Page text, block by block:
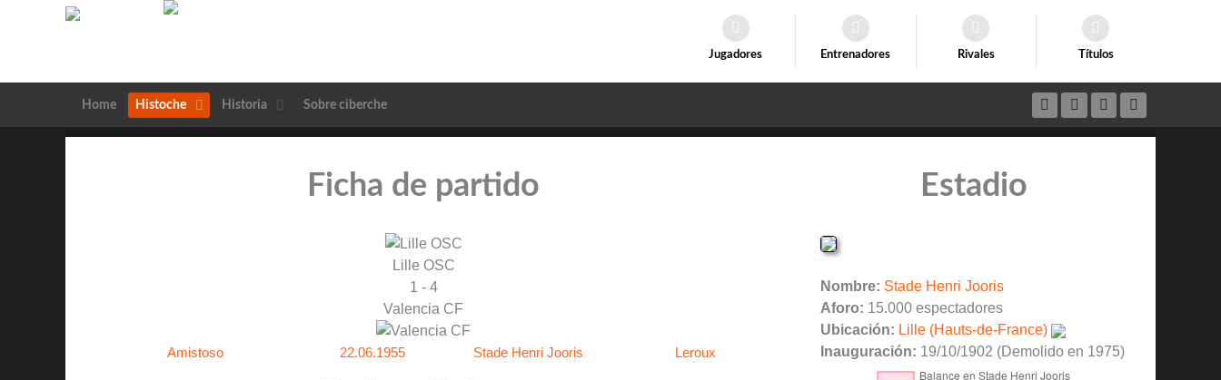
Jugadores Entrenadores Rivales Títulos
Home Histoche Historia Sobre ciberche
Ficha de partido
Lille OSC
1 - 4
Valencia CF
Amistoso 22.06.1955 Stade Henri Jooris Leroux
Estadio
Nombre: Stade Henri Jooris
Aforo: 15.000 espectadores
Ubicación: Lille (Hauts-de-France)
Inauguración: 19/10/1902 (Demolido en 1975)